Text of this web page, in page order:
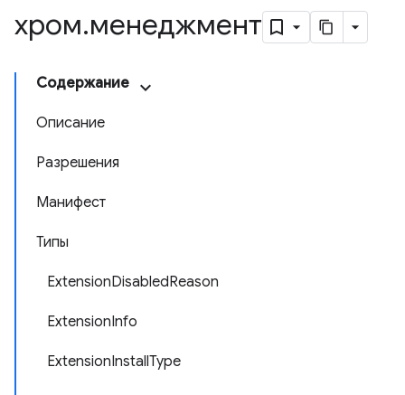
хром.менеджмент
Содержание
Описание
Разрешения
Манифест
Типы
ExtensionDisabledReason
ExtensionInfo
ExtensionInstallType